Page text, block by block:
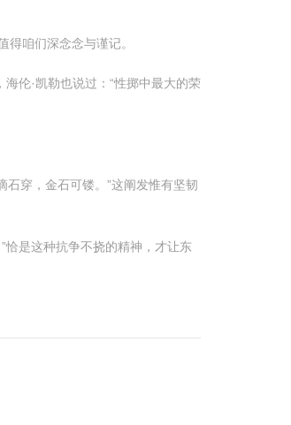
咱们深念念与谨记。
伦·凯勒也说过：“性掷中最大的荣
石穿，金石可镂。”这阐发惟有坚韧
是这种抗争不挠的精神，才让东